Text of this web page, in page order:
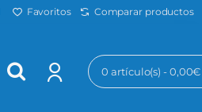
Favoritos Comparar productos
0 artículo(s) - 0,00€